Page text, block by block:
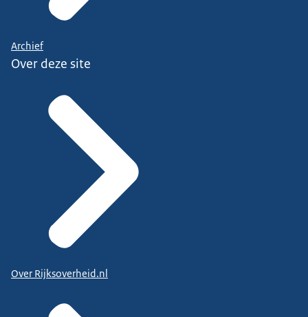
Archief
Over deze site
Over Rijksoverheid.nl